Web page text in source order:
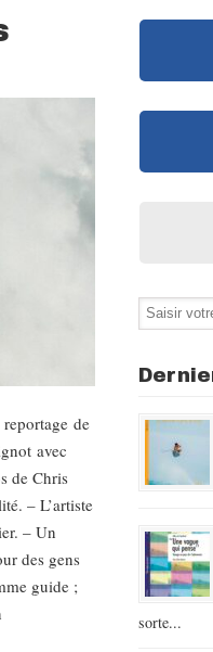
de
avec
de Chris
– L’artiste
– Un
des gens
guide ;
sorte...